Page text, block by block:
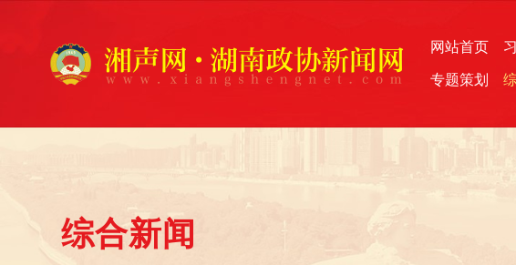
网站首页
专题策划
综合新闻